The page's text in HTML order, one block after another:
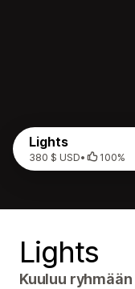
Lights
380 $ USD• 100%
Lights
Kuuluu ryhmään